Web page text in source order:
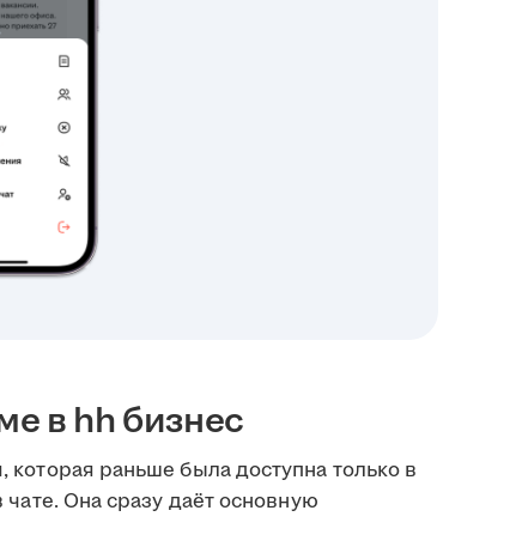
в hh бизнес
раньше была доступна только в
Она сразу даёт основную